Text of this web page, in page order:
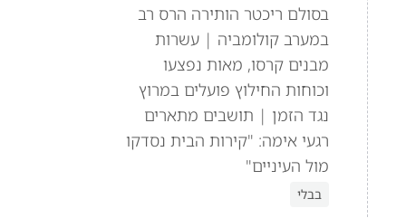
בסולם ריכטר הותירה הרס רב
במערב קולומביה | עשרות
מבנים קרסו, מאות נפצעו
וכוחות החילוץ פועלים במרוץ
נגד הזמן | תושבים מתארים
רגעי אימה: "קירות הבית נסדקו
מול העיניים"
בבלי